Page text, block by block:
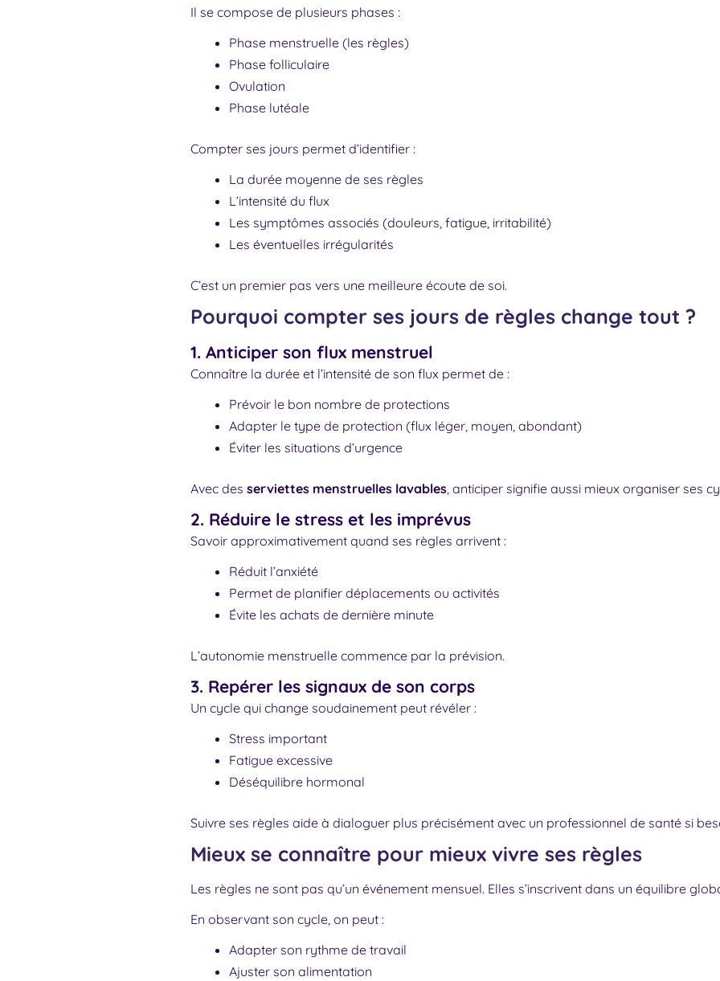
Il se compose de plusieurs phases :
Phase menstruelle (les règles)
Phase folliculaire
Ovulation
Phase lutéale
Compter ses jours permet d’identifier :
La durée moyenne de ses règles
L’intensité du flux
Les symptômes associés (douleurs, fatigue, irritabilité)
Les éventuelles irrégularités
C’est un premier pas vers une meilleure écoute de soi.
Pourquoi compter ses jours de règles change tout ?
1. Anticiper son flux menstruel
Connaître la durée et l’intensité de son flux permet de :
Prévoir le bon nombre de protections
Adapter le type de protection (flux léger, moyen, abondant)
Éviter les situations d’urgence
Avec des serviettes menstruelles lavables , anticiper signifie aussi mieux organiser ses
2. Réduire le stress et les imprévus
Savoir approximativement quand ses règles arrivent :
Réduit l’anxiété
Permet de planifier déplacements ou activités
Évite les achats de dernière minute
L’autonomie menstruelle commence par la prévision.
3. Repérer les signaux de son corps
Un cycle qui change soudainement peut révéler :
Stress important
Fatigue excessive
Déséquilibre hormonal
Suivre ses règles aide à dialoguer plus précisément avec un professionnel de santé si
Mieux se connaître pour mieux vivre ses règles
Les règles ne sont pas qu’un événement mensuel. Elles s’inscrivent dans un équilibre
En observant son cycle, on peut :
Adapter son rythme de travail
Ajuster son alimentation